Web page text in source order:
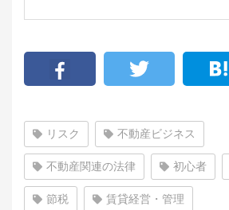
リスク 不動産ビジネス
不動産関連の法律 初心者
節税 賃貸経営・管理